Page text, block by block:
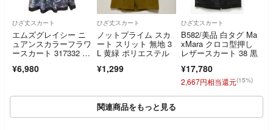
ひざ丈スカート
エムズグレイシー ニ
ュアンスカラーフラワ
ースカート 317332 3
VEU3
¥6,980
ひざ丈スカート
ノットプライム スカ
ート スリット 無地 3
L 黄緑 ポリエステル
¥1,299
ひざ丈スカート
B582/美品 白タグ Ma
xMara クロコ型押し
レザースカート 38 黒
¥17,780
2,667円相当還元(15%)
関連商品をもっと見る